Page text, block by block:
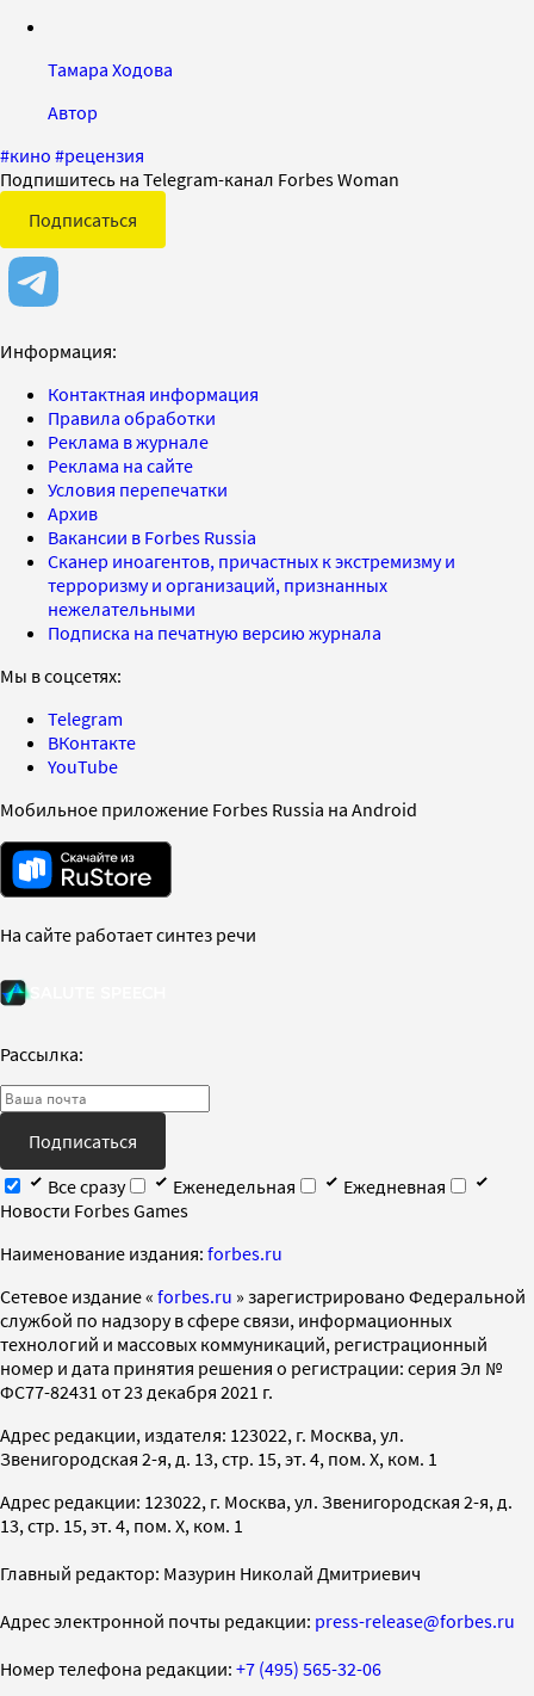
Тамара Ходова
Автор
#кино #рецензия
Подпишитесь на Telegram-канал Forbes Woman
Подписаться
Информация:
Контактная информация
Правила обработки
Реклама в журнале
Реклама на сайте
Условия перепечатки
Архив
Вакансии в Forbes Russia
Сканер иноагентов, причастных к экстремизму и
терроризму и организаций, признанных
нежелательными
Подписка на печатную версию журнала
Мы в соцсетях:
Telegram
ВКонтакте
YouTube
Мобильное приложение Forbes Russia на Android
На сайте работает синтез речи
Рассылка:
Подписаться
Все сразу
Еженедельная
Ежедневная
Новости Forbes Games
Наименование издания: forbes.ru
Cетевое издание « forbes.ru » зарегистрировано Федеральной
службой по надзору в сфере связи, информационных
технологий и массовых коммуникаций, регистрационный
номер и дата принятия решения о регистрации: серия Эл №
ФС77-82431 от 23 декабря 2021 г.
Адрес редакции, издателя: 123022, г. Москва, ул.
Звенигородская 2-я, д. 13, стр. 15, эт. 4, пом. X, ком. 1
Адрес редакции: 123022, г. Москва, ул. Звенигородская 2-я, д.
13, стр. 15, эт. 4, пом. X, ком. 1
Главный редактор: Мазурин Николай Дмитриевич
Адрес электронной почты редакции: press-release@forbes.ru
Номер телефона редакции: +7 (495) 565-32-06